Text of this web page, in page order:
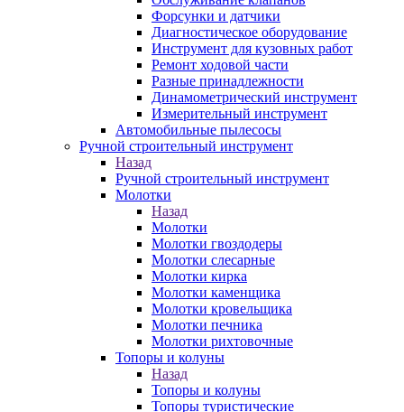
Форсунки и датчики
Диагностическое оборудование
Инструмент для кузовных работ
Ремонт ходовой части
Разные принадлежности
Динамометрический инструмент
Измерительный инструмент
Автомобильные пылесосы
Ручной строительный инструмент
Назад
Ручной строительный инструмент
Молотки
Назад
Молотки
Молотки гвоздодеры
Молотки слесарные
Молотки кирка
Молотки каменщика
Молотки кровельщика
Молотки печника
Молотки рихтовочные
Топоры и колуны
Назад
Топоры и колуны
Топоры туристические